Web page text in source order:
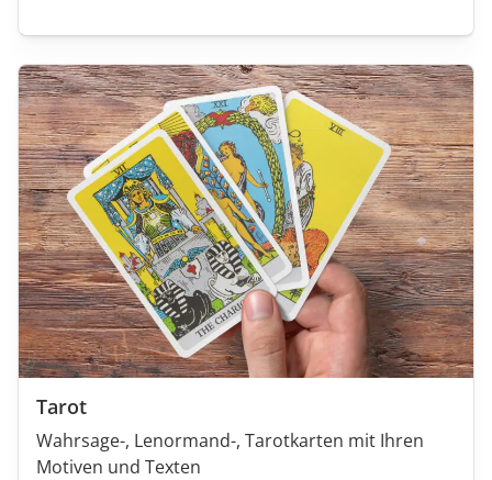
Tarot
Wahrsage-, Lenormand-, Tarotkarten mit Ihren
Motiven und Texten